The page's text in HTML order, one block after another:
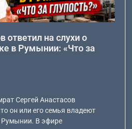
ответил на слухи о
в Румынии: «Что за
Сергей Анастасов
он или его семья владеют
Румынии. В эфире